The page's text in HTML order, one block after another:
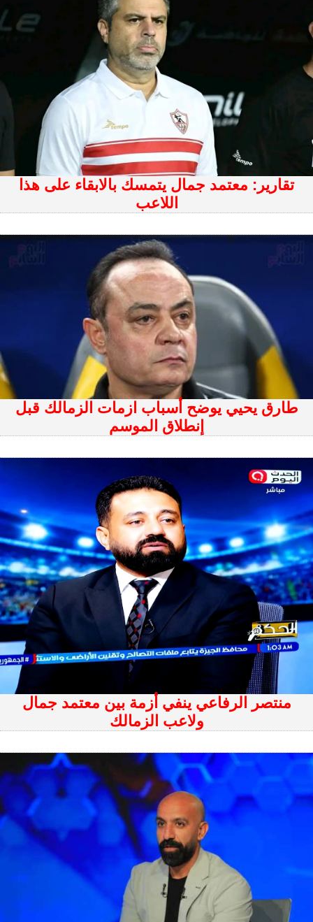
تقارير: معتمد جمال يتمسك بالابقاء على هذا
اللاعب
طارق يحيي يوضح أسباب ازمات الزمالك قبل
إنطلاق الموسم
منتصر الرفاعي ينفي أزمة بين معتمد جمال
ولاعب الزمالك